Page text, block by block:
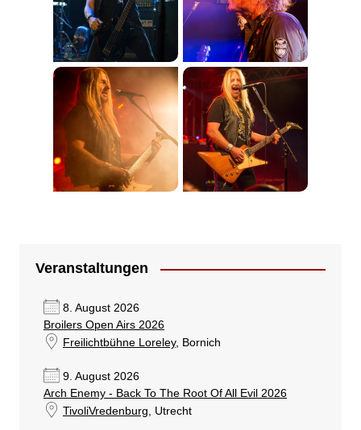
Veranstaltungen
8. August 2026
Broilers Open Airs 2026
Freilichtbühne Loreley, Bornich
9. August 2026
Arch Enemy - Back To The Root Of All Evil 2026
TivoliVredenburg, Utrecht